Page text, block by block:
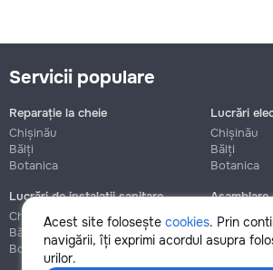
Acest site folosește cookies. Prin
navigării, îți exprimi acordul asupra
urilor.
Servicii populare
Reparație la cheie
Chișinău
Bălți
Botanica
Lucrări
Chișinău
Bălți
Botanica
Lucrări de instalații sanitare
Chișinău
Bălți
Botanica
Chișinău
Botanica